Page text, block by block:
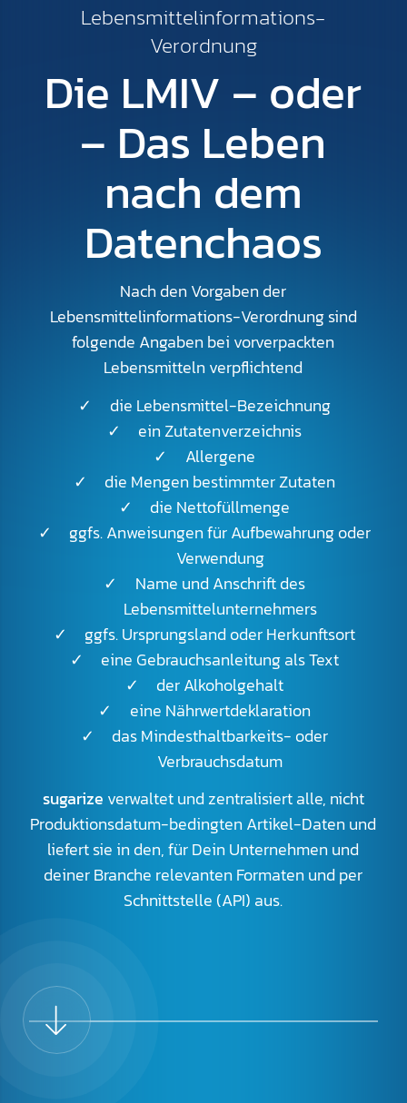
Lebensmittelinformations-
Verordnung
Die LMIV – oder
– Das Leben
nach dem
Datenchaos
Nach den Vorgaben der
Lebensmittelinformations-Verordnung sind
folgende Angaben bei vorverpackten
Lebensmitteln verpflichtend
die Lebensmittel-Bezeichnung
ein Zutatenverzeichnis
Allergene
die Mengen bestimmter Zutaten
die Nettofüllmenge
ggfs. Anweisungen für Aufbewahrung oder
Verwendung
Name und Anschrift des
Lebensmittelunternehmers
ggfs. Ursprungsland oder Herkunftsort
eine Gebrauchsanleitung als Text
der Alkoholgehalt
eine Nährwertdeklaration
das Mindesthaltbarkeits- oder
Verbrauchsdatum
sugarize verwaltet und zentralisiert alle, nicht
Produktionsdatum-bedingten Artikel-Daten und
liefert sie in den, für Dein Unternehmen und
deiner Branche relevanten Formaten und per
Schnittstelle (API) aus.